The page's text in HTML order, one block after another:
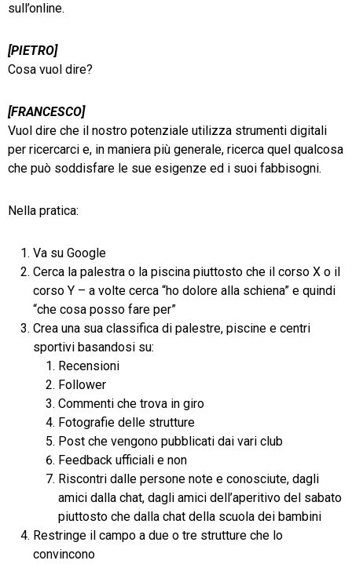
sull’online.
[PIETRO]
Cosa vuol dire?
[FRANCESCO]
Vuol dire che il nostro potenziale utilizza strumenti digitali
per ricercarci e, in maniera più generale, ricerca quel qualcosa
che può soddisfare le sue esigenze ed i suoi fabbisogni.
Nella pratica:
Va su Google
Cerca la palestra o la piscina piuttosto che il corso X o il
corso Y – a volte cerca “ho dolore alla schiena” e quindi
“che cosa posso fare per”
Crea una sua classifica di palestre, piscine e centri
sportivi basandosi su:
Recensioni
Follower
Commenti che trova in giro
Fotografie delle strutture
Post che vengono pubblicati dai vari club
Feedback ufficiali e non
Riscontri dalle persone note e conosciute, dagli
amici dalla chat, dagli amici dell’aperitivo del sabato
piuttosto che dalla chat della scuola dei bambini
Restringe il campo a due o tre strutture che lo
convincono